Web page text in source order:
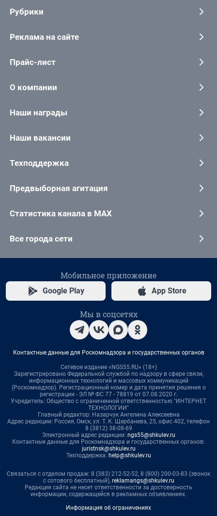
Рубрики
Реклама на сайте
Прайс-лист
О компании
Наши награды
Наши вакансии
Техподдержка
Предвыборная агитация
Статистика канала в MAX
Все города сети
Мобильное приложение
Google Play App Store
Мы в соцсетях
Контактные данные для Роскомнадзора и государственных органов
Сетевое издание «NGS55.RU» (18+)
Зарегистрировано Федеральной службой по надзору в сфере связи,
информационных технологий и массовых коммуникаций
(Роскомнадзор). Регистрационный номер и дата принятия решения о
регистрации - ЭЛ № ФС 77 - 78819 от 07.08.2020 г.
Учредитель: Общество с ограниченной ответственностью "ИНТЕРНЕТ
ТЕХНОЛОГИИ"
Главный редактор: Назарчук Ангелина Алексеевна
Адрес редакции: Россия, Омск, ул. Т. К. Щербанева, 25, офис 402, телефон
8 (3812) 38-08-69
Электронный адрес редакции: ngs55@shkulev.ru
Контактные данные для Роскомнадзора и государственных органов:
juristnsk@shkulev.ru
Техподдержка: help@shkulev.ru
Связаться с отделом продаж: 8 (383) 212-52-52, 8 (800) 200-03-83 (звонок
с сотового бесплатный), reklamangs@shkulev.ru
Редакция сайта не несет ответственности за достоверность
информации, содержащейся в рекламных объявлениях.
Информация об ограничениях